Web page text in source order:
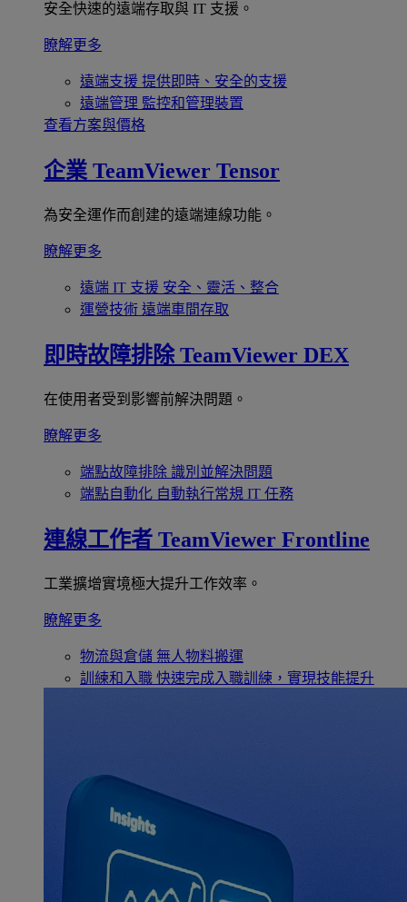
安全快速的遠端存取與 IT 支援。
瞭解更多
遠端支援 提供即時、安全的支援
遠端管理 監控和管理裝置
查看方案與價格
企業 TeamViewer Tensor
為安全運作而創建的遠端連線功能。
瞭解更多
遠端 IT 支援 安全、靈活、整合
運營技術 遠端車間存取
即時故障排除 TeamViewer DEX
在使用者受到影響前解決問題。
瞭解更多
端點故障排除 識別並解決問題
端點自動化 自動執行常規 IT 任務
連線工作者 TeamViewer Frontline
工業擴增實境極大提升工作效率。
瞭解更多
物流與倉儲 無人物料搬運
訓練和入職 快速完成入職訓練，實現技能提升